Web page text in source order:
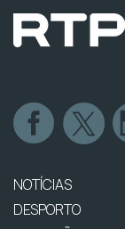
NOTÍCIAS
DESPORTO